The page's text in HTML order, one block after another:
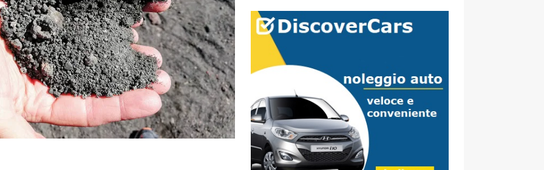
Fiumara d’Arte con i bambini, quando la natura incontra l’arte
Sicilia con i bambini: mare, attività e tour a prova di famiglia